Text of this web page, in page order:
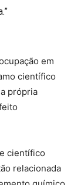
em
científico
própria
científico
relacionada